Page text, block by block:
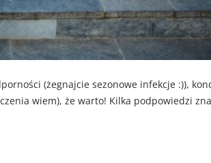
(żegnajcie sezonowe infekcje :)),
wiem), że warto! Kilka podpowiedzi